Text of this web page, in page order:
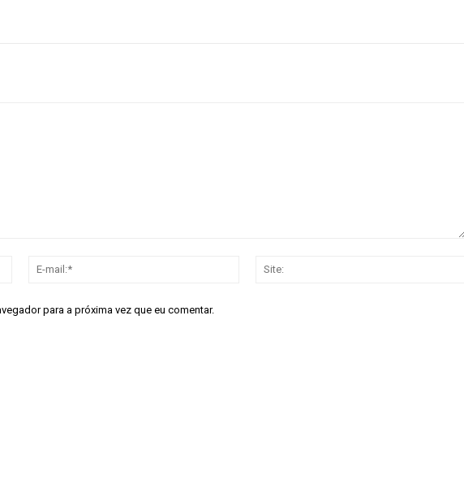
Nome:*
para a próxima vez que eu comentar.